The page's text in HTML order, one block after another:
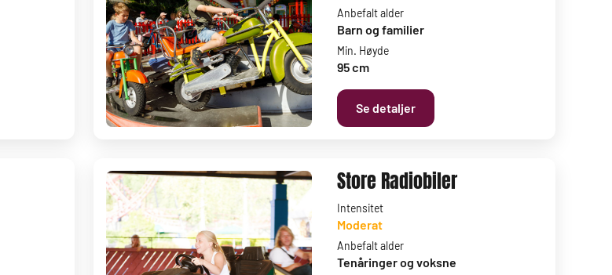
Anbefalt alder
Barn og familier
Min. Høyde
95 cm
Se detaljer
Store Radiobiler
Intensitet
Moderat
Anbefalt alder
Tenåringer og voksne